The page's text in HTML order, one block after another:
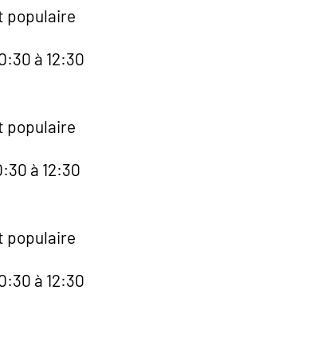
populaire
à 12:30
populaire
à 12:30
populaire
à 12:30